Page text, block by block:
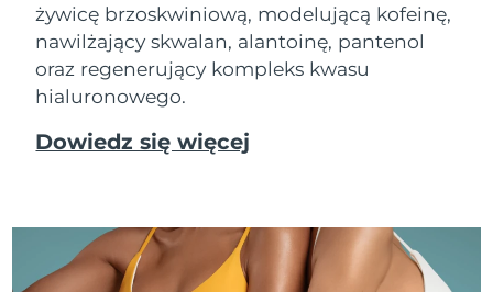
żywicę brzoskwiniową, modelującą kofeinę,
nawilżający skwalan, alantoinę, pantenol
oraz regenerujący kompleks kwasu
hialuronowego.
Dowiedz się więcej